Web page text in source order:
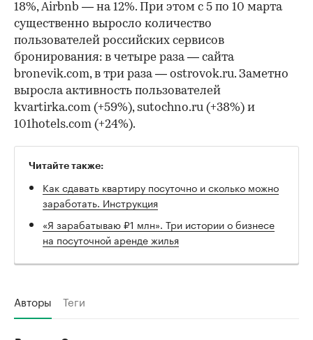
18%, Airbnb — на 12%. При этом с 5 по 10 марта
существенно выросло количество
пользователей российских сервисов
бронирования: в четыре раза — сайта
bronevik.com, в три раза — ostrovok.ru. Заметно
выросла активность пользователей
kvartirka.com (+59%), sutochno.ru (+38%) и
101hotels.com (+24%).
Читайте также:
Как сдавать квартиру посуточно и сколько можно
заработать. Инструкция
«Я зарабатываю ₽1 млн». Три истории о бизнесе
на посуточной аренде жилья
Авторы Теги